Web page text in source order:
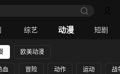
综艺 动漫 短剧
欧美动漫
血 冒险 动作 运动 战